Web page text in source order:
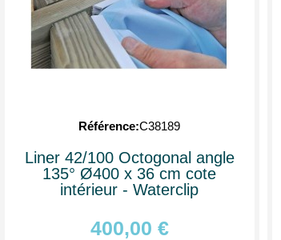
Référence C38189
Liner 42/100 Octogonal angle
135° Ø400 x 36 cm cote
intérieur - Waterclip
400,00 €